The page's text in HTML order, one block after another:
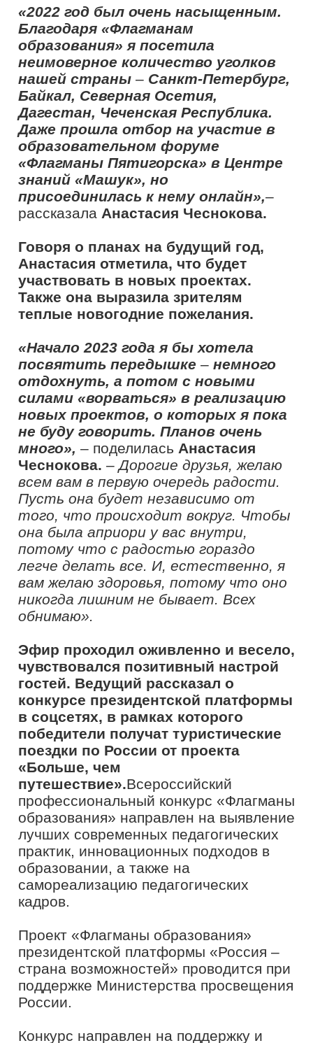
не буду говорить. Планов очень
много», – поделиласьАнастасия
Чеснокова.–Дорогие друзья, желаю
всем вам в первую очередь радости.
Пусть она будет независимо от
того, что происходит вокруг. Чтобы
она была априори у вас внутри,
потому что с радостью гораздо
легче делать все. И, естественно, я
вам желаю здоровья, потому что оно
никогда лишним не бывает. Всех
обнимаю».
Эфир проходил оживленно и весело,
чувствовался позитивный настрой
гостей. Ведущий рассказал о
конкурсе президентской платформы
победители получат туристические
поездки по России от проекта
«Больше, чем
путешествие».Всероссийский
профессиональный конкурс «Флагманы
образования» направлен на выявление
лучших современных педагогических
образовании, а также на
самореализацию педагогических
кадров.
Проект «Флагманы образования»
президентской платформы «Россия –
страна возможностей» проводится при
поддержке Министерства просвещения
России.
Конкурс направлен на поддержку и
продвижение команд учителей,
студентов и управленцев сферы
образования, которые умеют работать
сообща и готовы применять
современные практики в своей работе.
В конкурсе нет ограничений:
участвовать в нем могут как опытные
педагоги, так и имеющие небольшой
стаж.
Проект реализуется в рамках
лифты для каждого» национального
проекта «Образование».